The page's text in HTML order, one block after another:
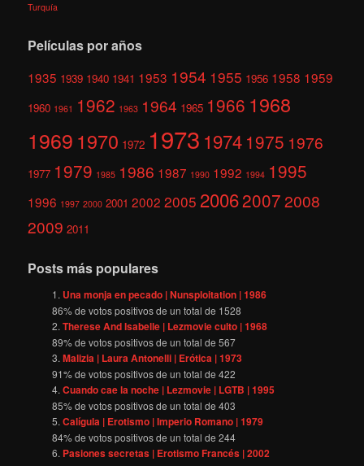
Turquía
Películas por años
1935 1939 1940 1941 1953 1954 1955 1956 1958 1959
1960 1961 1962 1963 1964 1965 1966 1968
1969 1970 1972 1973 1974 1975 1976
1977 1979 1985 1986 1987 1990 1992 1994 1995
1996 1997 2000 2001 2002 2005 200620072008
2009 2011
Posts más populares
Una monja en pecado | Nunsploitation | 1986
86% de votos positivos de un total de 1528
Therese And Isabelle | Lezmovie culto | 1968
89% de votos positivos de un total de567
Malizia | Laura Antonelli | Erótica | 1973
91% de votos positivos de un total de422
Cuando cae la noche | Lezmovie | LGTB | 1995
85% de votos positivos de un total de403
Calígula | Erotismo | Imperio Romano | 1979
84% de votos positivos de un total de244
Pasiones secretas | Erotismo Francés | 2002